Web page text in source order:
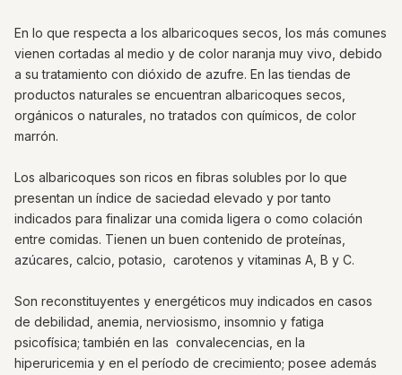
En lo que respecta a los albaricoques secos, los más comunes
vienen cortadas al medio y de color naranja muy vivo, debido
a su tratamiento con dióxido de azufre. En las tiendas de
productos naturales se encuentran albaricoques secos,
orgánicos o naturales, no tratados con químicos, de color
marrón.
Los albaricoques son ricos en fibras solubles por lo que
presentan un índice de saciedad elevado y por tanto
indicados para finalizar una comida ligera o como colación
entre comidas. Tienen un buen contenido de proteínas,
azúcares, calcio, potasio, carotenos y vitaminas A, B y C.
Son reconstituyentes y energéticos muy indicados en casos
de debilidad, anemia, nerviosismo, insomnio y fatiga
psicofísica; también en las convalecencias, en la
hiperuricemia y en el período de crecimiento; posee además